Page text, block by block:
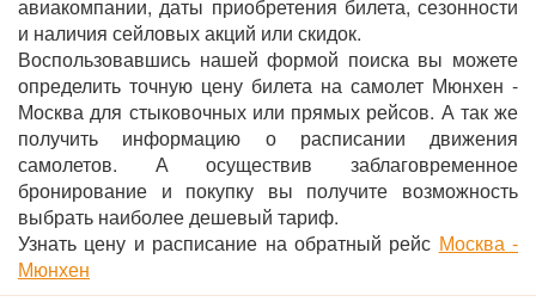
авиакомпании, даты приобретения билета, сезонности
и наличия сейловых акций или скидок.
Воспользовавшись нашей формой поиска вы можете
определить точную цену билета на самолет Мюнхен -
Москва для стыковочных или прямых рейсов. А так же
получить информацию о расписании движения
самолетов. А осуществив заблаговременное
бронирование и покупку вы получите возможность
выбрать наиболее дешевый тариф.
Узнать цену и расписание на обратный рейс Москва -
Мюнхен